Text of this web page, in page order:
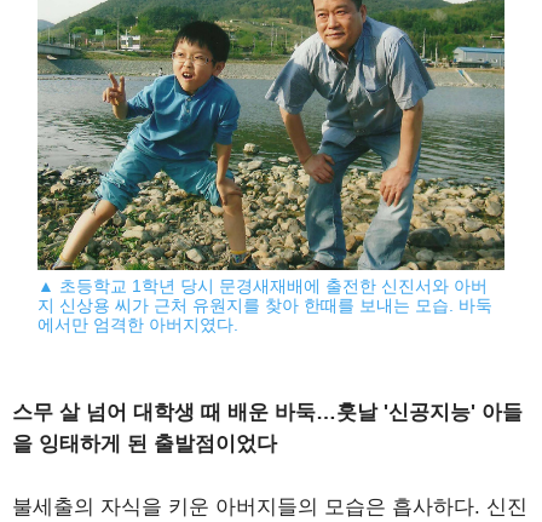
▲ 초등학교 1학년 당시 문경새재배에 출전한 신진서와 아버
지 신상용 씨가 근처 유원지를 찾아 한때를 보내는 모습. 바둑
에서만 엄격한 아버지였다.
스무 살 넘어 대학생 때 배운 바둑…훗날 '신공지능' 아들
을 잉태하게 된 출발점이었다
불세출의 자식을 키운 아버지들의 모습은 흡사하다. 신진